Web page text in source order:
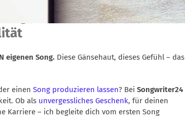
produzieren lassen – Dein
eigenen Song. Diese Gänsehaut, dieses Gefühl – das
einen Song produzieren lassen? Bei Songwriter24
Ob als unvergessliches Geschenk, für deinen
Karriere – ich begleite dich vom ersten Song